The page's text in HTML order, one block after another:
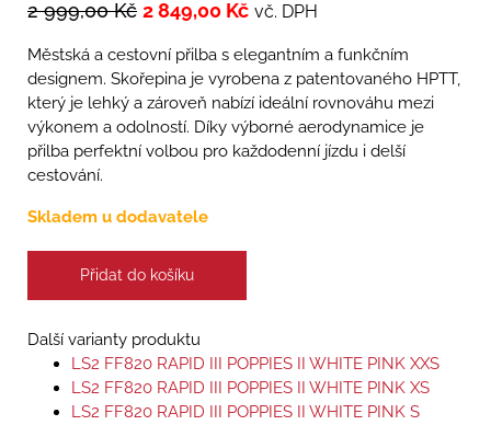
2 999,00Kč 2 849,00 Kč vč. DPH
Městská a cestovní přilba s elegantním a funkčním
designem. Skořepina je vyrobena z patentovaného HPTT,
který je lehký a zároveň nabízí ideální rovnováhu mezi
výkonem a odolností. Díky výborné aerodynamice je
přilba perfektní volbou pro každodenní jízdu i delší
cestování.
Skladem u dodavatele
Přidat do košíku
Další varianty produktu
LS2 FF820 RAPID III POPPIES II WHITE PINK XXS
LS2 FF820 RAPID III POPPIES II WHITE PINK XS
LS2 FF820 RAPID III POPPIES II WHITE PINK S